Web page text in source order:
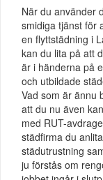
När du använder
smidiga tjänst för
en flyttstädning i
kan du lita på att
är i händerna på
och utbildade
Vad som är ännu
att du nu även
med RUT-
städfirma du
städutrustning
ju förstås om